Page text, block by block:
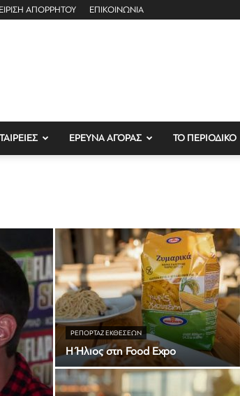
ΑΠΟΡΡΗΤΟΥ ΕΠΙΚΟΙΝΩΝΙΑ
ΕΡΕΥΝΑ ΑΓΟΡΑΣ ΤΟ ΠΕΡΙΟΔΙΚΟ
ΡΕΠΟΡΤΆΖ ΕΚΘΈΣΕΩΝ
H Ήλιος στη Food Expo